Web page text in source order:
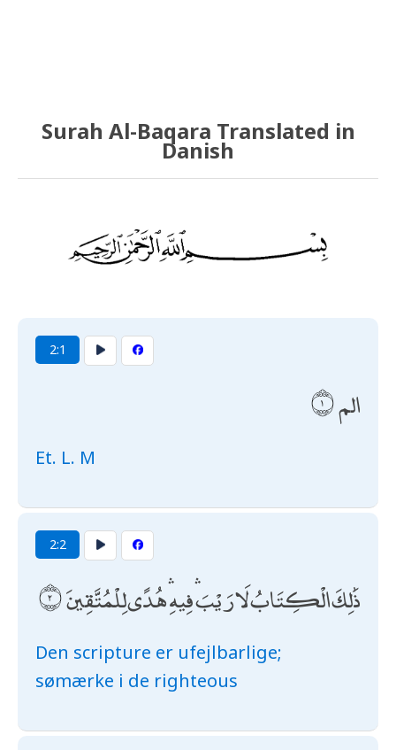
Surah Al-Baqara Translated in
Danish
2:1
الم
Et. L. M
2:2
ذَٰلِكَ الْكِتَابُ لَا رَيْبَ ۛ فِيهِ ۛ هُدًى لِلْمُتَّقِينَ
Den scripture er ufejlbarlige;
sømærke i de righteous